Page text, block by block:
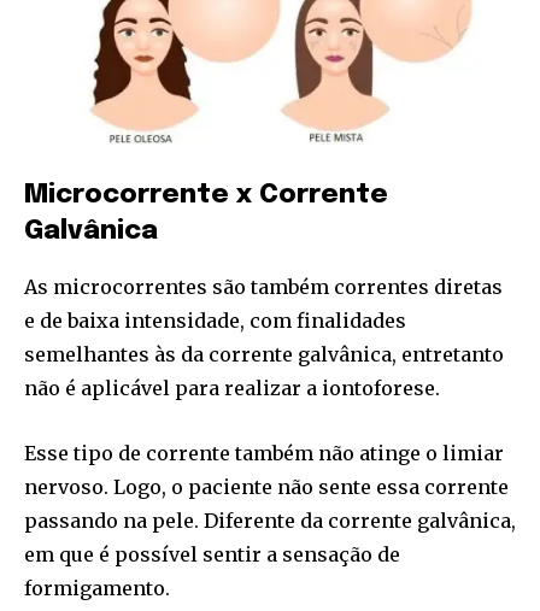
Microcorrente x Corrente
Galvânica
As microcorrentes são também correntes diretas
e de baixa intensidade, com finalidades
semelhantes às da corrente galvânica, entretanto
não é aplicável para realizar a iontoforese.
Esse tipo de corrente também não atinge o limiar
nervoso. Logo, o paciente não sente essa corrente
passando na pele. Diferente da corrente galvânica,
em que é possível sentir a sensação de
formigamento.